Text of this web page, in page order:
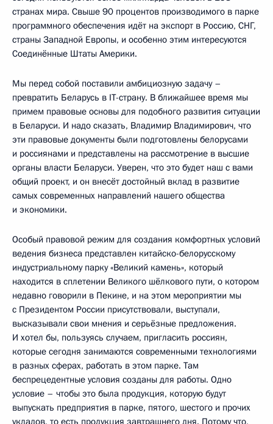
странах мира. Свыше 90 процентов производимого в парке
программного обеспечения идёт на экспорт в Россию, СНГ,
страны Западной Европы, и особенно этим интересуются
Соединённые Штаты Америки.
Мы перед собой поставили амбициозную задачу –
превратить Беларусь в IT-страну. В ближайшее время мы
примем правовые основы для подобного развития ситуации
в Беларуси. И надо сказать, Владимир Владимирович, что
эти правовые документы были подготовлены белорусами
и россиянами и представлены на рассмотрение в высшие
органы власти Беларуси. Уверен, что это будет наш с вами
общий проект, и он внесёт достойный вклад в развитие
самых современных направлений нашего общества
и экономики.
Особый правовой режим для создания комфортных условий
ведения бизнеса представлен китайско-белорусскому
индустриальному парку «Великий камень», который
находится в сплетении Великого шёлкового пути, о котором
недавно говорили в Пекине, и на этом мероприятии мы
с Президентом России присутствовали, выступали,
высказывали свои мнения и серьёзные предложения.
И хотел бы, пользуясь случаем, пригласить россиян,
которые сегодня занимаются современными технологиями
в разных сферах, работать в этом парке. Там
беспрецедентные условия созданы для работы. Одно
условие – чтобы это была продукция, которую будут
выпускать предприятия в парке, пятого, шестого и прочих
укладов, то есть продукция завтрашнего дня. Потому что,